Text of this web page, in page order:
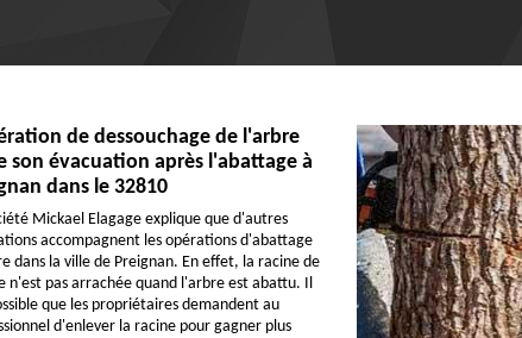
de dessouchage de l'arbre
son évacuation après l'abattage à
dans le 32810
Mickael Elagage explique que d'autres
accompagnent les opérations d'abattage
dans la ville de Preignan. En effet, la racine de
n'est pas arrachée quand l'arbre est abattu. Il
que les propriétaires demandent au
d'enlever la racine pour gagner plus